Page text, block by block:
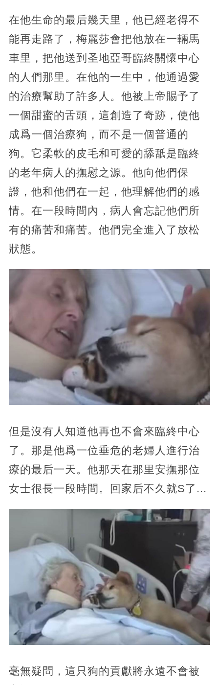
在他生命的最后幾天里，他已經老得不
能再走路了，梅麗莎會把他放在一輛馬
車里，把他送到圣地亞哥臨終關懷中心
的人們那里。在他的一生中，他通過愛
的治療幫助了許多人。他被上帝賜予了
一個甜蜜的舌頭，這創造了奇跡，使他
成爲一個治療狗，而不是一個普通的
狗。它柔軟的皮毛和可愛的舔舐是臨終
的老年病人的撫慰之源。他向他們保
證，他和他們在一起，他理解他們的感
情。在一段時間內，病人會忘記他們所
有的痛苦和痛苦。他們完全進入了放松
狀態。
但是沒有人知道他再也不會來臨終中心
了。那是他爲一位垂危的老婦人進行治
療的最后一天。他那天在那里安撫那位
女士很長一段時間。回家后不久就S了...
毫無疑問，這只狗的貢獻將永遠不會被